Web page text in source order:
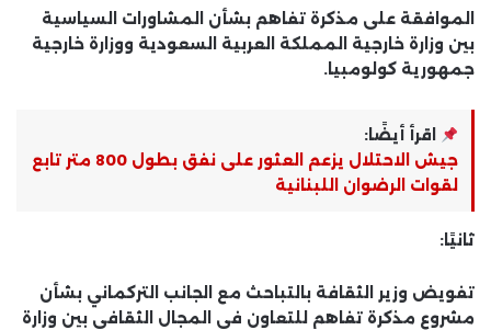
الموافقة على مذكرة تفاهم بشأن المشاورات السياسية
بين وزارة خارجية المملكة العربية السعودية ووزارة خارجية
جمهورية كولومبيا.
اقرأ أيضًا:
جيش الاحتلال يزعم العثور على نفق بطول 800 متر تابع
لقوات الرضوان اللبنانية
ثانيًا:
تفويض وزير الثقافة بالتباحث مع الجانب التركماني بشأن
مشروع مذكرة تفاهم للتعاون في المجال الثقافي بين وزارة